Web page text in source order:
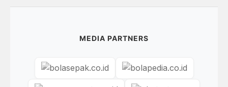
MEDIA PARTNERS